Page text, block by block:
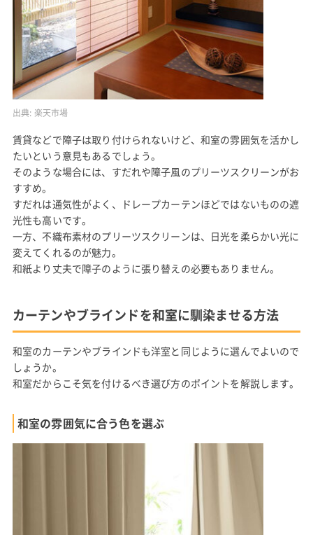
出典: 楽天市場
賃貸などで障子は取り付けられないけど、和室の雰囲気を活かし
たいという意見もあるでしょう。
そのような場合には、すだれや障子風のプリーツスクリーンがお
すすめ。
すだれは通気性がよく、ドレープカーテンほどではないものの遮
光性も高いです。
一方、不織布素材のプリーツスクリーンは、日光を柔らかい光に
変えてくれるのが魅力。
和紙より丈夫で障子のように張り替えの必要もありません。
カーテンやブラインドを和室に馴染ませる方法
和室のカーテンやブラインドも洋室と同じように選んでよいので
しょうか。
和室だからこそ気を付けるべき選び方のポイントを解説します。
和室の雰囲気に合う色を選ぶ